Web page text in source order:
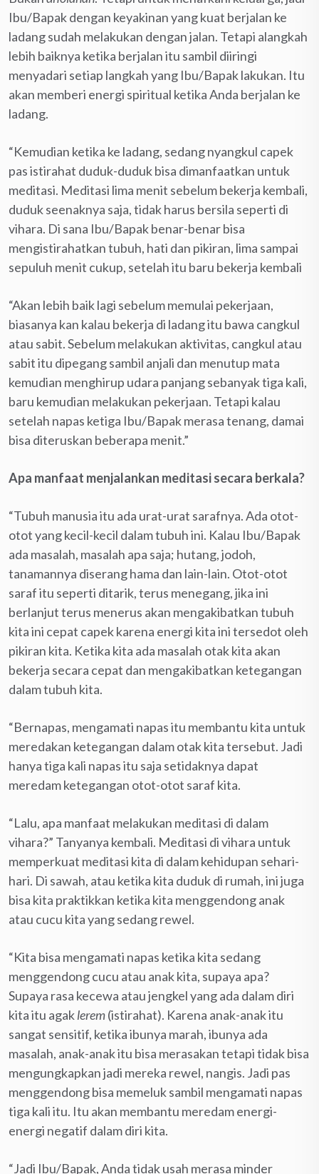
Ibu/Bapak dengan keyakinan yang kuat berjalan ke
ladang sudah melakukan dengan jalan. Tetapi alangkah
lebih baiknya ketika berjalan itu sambil diiringi
menyadari setiap langkah yang Ibu/Bapak lakukan. Itu
akan memberi energi spiritual ketika Anda berjalan ke
ladang.
“Kemudian ketika ke ladang, sedang nyangkul capek
pas istirahat duduk-duduk bisa dimanfaatkan untuk
meditasi. Meditasi lima menit sebelum bekerja kembali,
duduk seenaknya saja, tidak harus bersila seperti di
vihara. Di sana Ibu/Bapak benar-benar bisa
mengistirahatkan tubuh, hati dan pikiran, lima sampai
sepuluh menit cukup, setelah itu baru bekerja kembali
“Akan lebih baik lagi sebelum memulai pekerjaan,
biasanya kan kalau bekerja di ladang itu bawa cangkul
atau sabit. Sebelum melakukan aktivitas, cangkul atau
sabit itu dipegang sambil anjali dan menutup mata
kemudian menghirup udara panjang sebanyak tiga kali,
baru kemudian melakukan pekerjaan. Tetapi kalau
setelah napas ketiga Ibu/Bapak merasa tenang, damai
bisa diteruskan beberapa menit.”
Apa manfaat menjalankan meditasi secara berkala?
“Tubuh manusia itu ada urat-urat sarafnya. Ada otot-
otot yang kecil-kecil dalam tubuh ini. Kalau Ibu/Bapak
ada masalah, masalah apa saja; hutang, jodoh,
tanamannya diserang hama dan lain-lain. Otot-otot
saraf itu seperti ditarik, terus menegang, jika ini
berlanjut terus menerus akan mengakibatkan tubuh
kita ini cepat capek karena energi kita ini tersedot oleh
pikiran kita. Ketika kita ada masalah otak kita akan
bekerja secara cepat dan mengakibatkan ketegangan
dalam tubuh kita.
“Bernapas, mengamati napas itu membantu kita untuk
meredakan ketegangan dalam otak kita tersebut. Jadi
hanya tiga kali napas itu saja setidaknya dapat
meredam ketegangan otot-otot saraf kita.
“Lalu, apa manfaat melakukan meditasi di dalam
vihara?” Tanyanya kembali. Meditasi di vihara untuk
memperkuat meditasi kita di dalam kehidupan sehari-
hari. Di sawah, atau ketika kita duduk di rumah, ini juga
bisa kita praktikkan ketika kita menggendong anak
atau cucu kita yang sedang rewel.
“Kita bisa mengamati napas ketika kita sedang
menggendong cucu atau anak kita, supaya apa?
Supaya rasa kecewa atau jengkel yang ada dalam diri
kita itu agaklerem(istirahat). Karena anak-anak itu
sangat sensitif, ketika ibunya marah, ibunya ada
masalah, anak-anak itu bisa merasakan tetapi tidak bisa
mengungkapkan jadi mereka rewel, nangis. Jadi pas
menggendong bisa memeluk sambil mengamati napas
tiga kali itu. Itu akan membantu meredam energi-
energi negatif dalam diri kita.
“Jadi Ibu/Bapak, Anda tidak usah merasa minder